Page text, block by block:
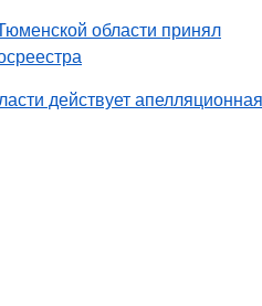
области принял
действует апелляционная